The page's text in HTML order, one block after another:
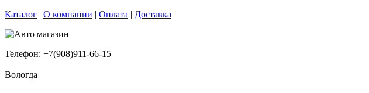
Каталог | О компании | Оплата | Доставка
Телефон: +7(908)911-66-15
Вологда